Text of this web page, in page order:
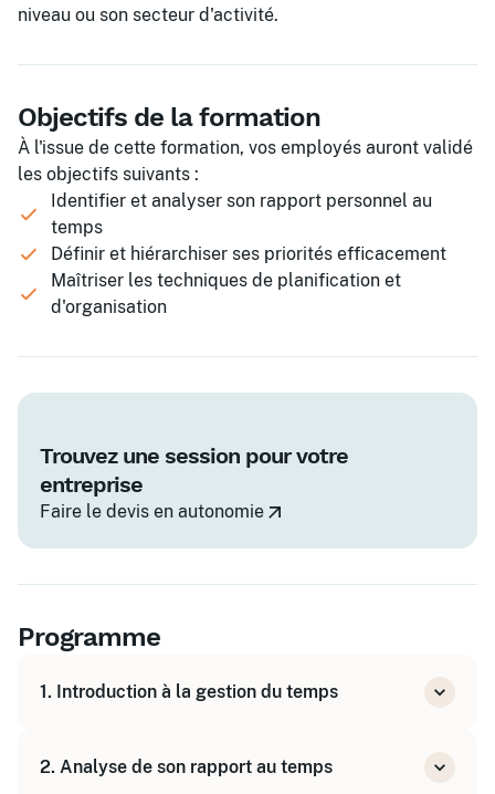
niveau ou son secteur d'activité.
Objectifs de la formation
À l'issue de cette formation, vos employés auront validé
les objectifs suivants :
Identifier et analyser son rapport personnel au
temps
Définir et hiérarchiser ses priorités efficacement
Maîtriser les techniques de planification et
d'organisation
Trouvez une session pour votre
entreprise
Faire le devis en autonomie
Programme
1. Introduction à la gestion du temps
temps
2. Analyse de son rapport au temps